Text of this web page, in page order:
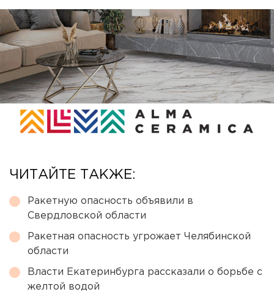
ЧИТАЙТЕ ТАКЖЕ:
Ракетную опасность объявили в
Свердловской области
Ракетная опасность угрожает Челябинской
области
Власти Екатеринбурга рассказали о борьбе с
желтой водой